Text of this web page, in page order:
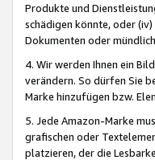
Produkte und
schädigen könnte, oder
Dokumenten oder
4. Wir werden Ihnen ein
verändern. So dürfen Sie
Marke hinzufügen bzw.
5. Jede Amazon-Marke
grafischen oder
platzieren, der die